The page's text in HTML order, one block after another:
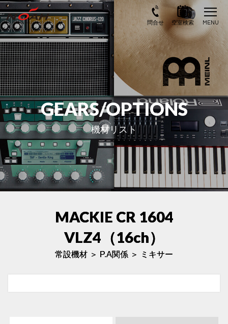
GEARS/OPTIONS
機材リスト
MACKIE CR 1604
VLZ4（16ch）
常設機材 ＞ P.A関係 ＞ ミキサー